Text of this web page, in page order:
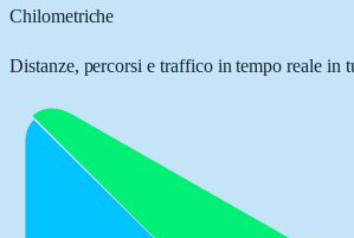
Chilometriche
Distanze, percorsi e traffico in tempo reale in